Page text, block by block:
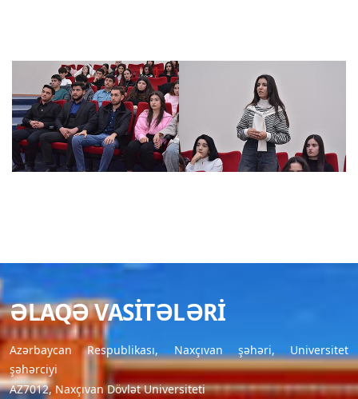
ƏLAQƏ VASITƏLƏRI
Azərbaycan Respublikası, Naxçıvan şəhəri, Universitet
şəhərciyi
AZ7012, Naxçıvan Dövlət Universiteti